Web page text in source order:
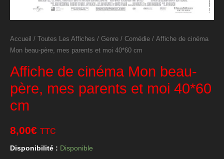
Accueil / Toutes Les Affiches / Genre / Comédie / Affiche de cinéma
Mon beau-père, mes parents et moi 40*60 cm
Affiche de cinéma Mon beau-
père, mes parents et moi 40*60
cm
8,00€ TTC
Disponibilité : Disponible